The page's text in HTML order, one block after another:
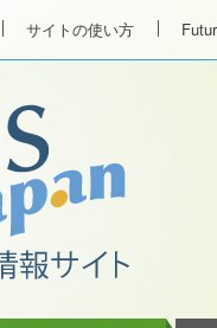
サイトの使い方